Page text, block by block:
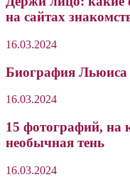
на сайтах
16.03.2024
Биография Льюиса
16.03.2024
15 фотографий, на
необычная тень
16.03.2024